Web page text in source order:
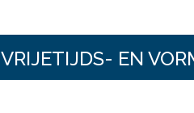
VRIJETIJDS- EN